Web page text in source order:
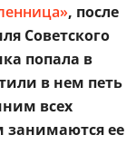
, после
Советского
попала в
в нем петь
всех
занимаются ее